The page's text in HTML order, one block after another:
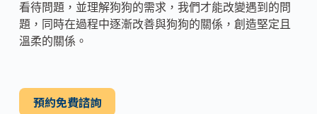
看待問題，並理解狗狗的需求，我們才能改變遇到的問
題，同時在過程中逐漸改善與狗狗的關係，創造堅定且
溫柔的關係。
預約免費諮詢